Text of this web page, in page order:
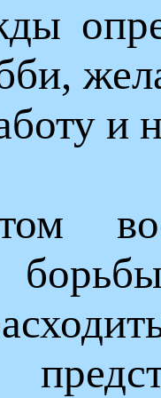
и